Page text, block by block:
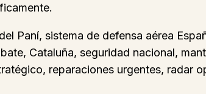
Paní, sistema de defensa aérea
Cataluña, seguridad nacional,
reparaciones urgentes, radar